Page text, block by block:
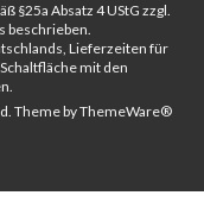
§25a Absatz 4 UStG zzgl.
beschrieben.
Lieferzeiten für
mit den
Theme byThemeWare®